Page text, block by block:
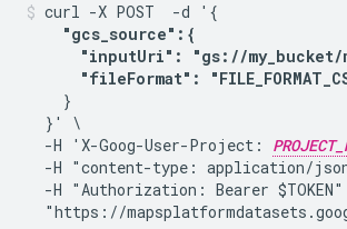
curl -X POST  -d '{
"gcs_source":{
"inputUri": "gs://my_bucket/
"fileFormat":
    }
  }' \
  -H 'X-Goog-User-Project:
-H "content-type: application/
-H "Authorization: Bearer $TOKEN"
"https://